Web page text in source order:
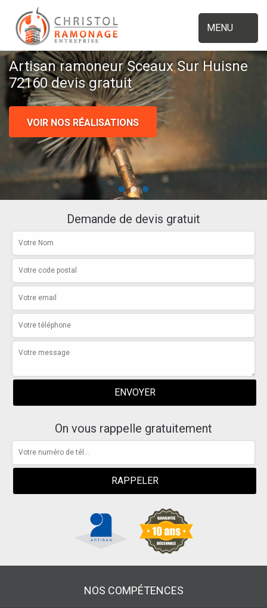
MENU
Artisan ramoneur Sceaux Sur Huisne
72160 devis gratuit
VOIR NOS RÉALISATIONS
Demande de devis gratuit
On vous rappelle gratuitement
NOS COMPÉTENCES